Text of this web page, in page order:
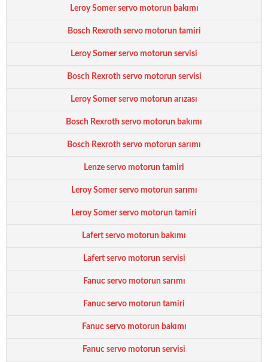
Leroy Somer servo motorun bakımı
Bosch Rexroth servo motorun tamiri
Leroy Somer servo motorun servisi
Bosch Rexroth servo motorun servisi
Leroy Somer servo motorun arızası
Bosch Rexroth servo motorun bakımı
Bosch Rexroth servo motorun sarımı
Lenze servo motorun tamiri
Leroy Somer servo motorun sarımı
Leroy Somer servo motorun tamiri
Lafert servo motorun bakımı
Lafert servo motorun servisi
Fanuc servo motorun sarımı
Fanuc servo motorun tamiri
Fanuc servo motorun bakımı
Fanuc servo motorun servisi